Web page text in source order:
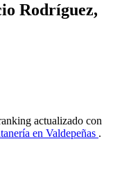
Rodríguez,
actualizado con
en Valdepeñas .